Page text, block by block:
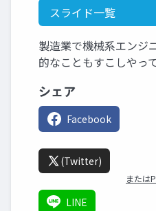
スライド一覧
製造業で機械系エンジ
的なこともすこしやって
シェア
Facebook
(Twitter)
または
LINE